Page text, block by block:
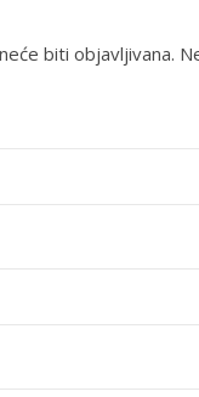
biti objavljivana.